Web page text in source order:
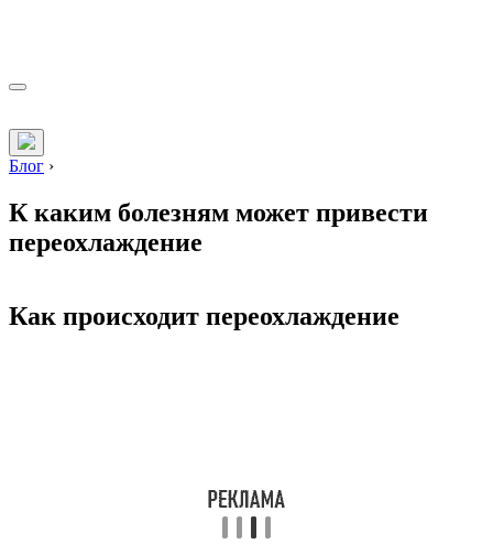
Блог ›
К каким болезням может привести
переохлаждение
Как происходит переохлаждение